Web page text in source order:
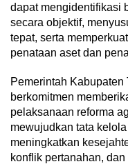
dapat mengidentifikasi
secara objektif,
tepat, serta
penataan aset dan
Pemerintah
berkomitmen
pelaksanaan reforma
mewujudkan tata
meningkatkan
konflik pertanahan,